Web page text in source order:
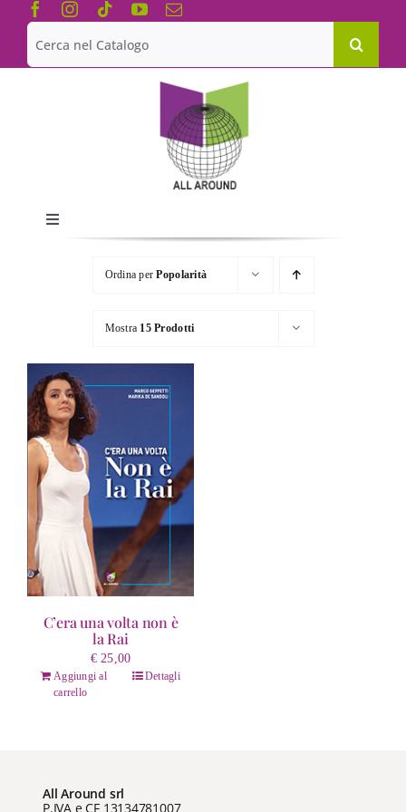
Salta
contenuto
Cerca
per:
Toggle
Navigation
Chi siamo
Le Collane
Catalogo
Ordina perPopolarità
Mostra 15 Prodotti
C’era una volta non è
la Rai
€25,00
Aggiungi al
carrello
Dettagli
All Around srl
P.IVA e CF 13134781007